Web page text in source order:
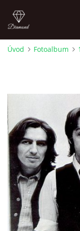
HISTORIE - JAK TO
HISTORIE -
HISTORIE - SERŽANT
HISTORIE - KONEC
Úvod Fotoalbum